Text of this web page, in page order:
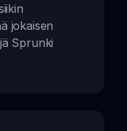
jokaisen
Sprunki